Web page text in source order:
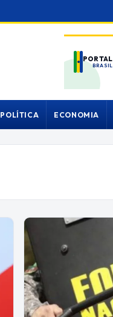
PORTAL
BRASIL
POLÍTICA ECONOMIA